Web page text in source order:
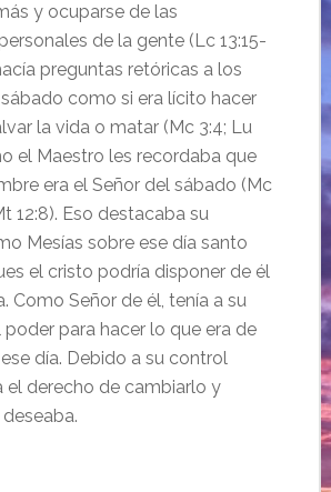
y ocuparse de las
de la gente (Lc 13:15-
preguntas retóricas a los
como si era lícito hacer
la vida o matar (Mc 3:4; Lu
el Maestro les recordaba que
era el Señor del sábado (Mc
12:8). Eso destacaba su
Mesías sobre ese día santo
el cristo podría disponer de él
Como Señor de él, tenía a su
para hacer lo que era de
día. Debido a su control
el derecho de cambiarlo y